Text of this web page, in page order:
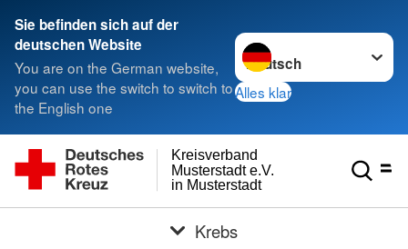
Sie befinden sich auf der
deutschen Website
You are on the German website,
you can use the switch to switch to
the English one
Sprache wechseln zu
Alles klar
in Musterstadt
Musterstadt e.V.
Kreisverband
Krebs